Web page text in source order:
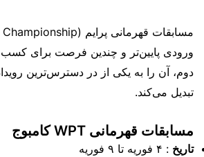
ورودی پایین‌تر و چندین فرصت برای کسب
دوم، آن را به یکی از در دسترس‌ترین
تبدیل می‌کند.
مسابقات قهرمانی WPT کامبوج
تاریخ : ۴ فوریه تا ۹ فوریه